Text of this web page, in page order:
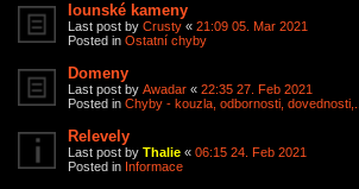
Iounské kameny
Last post by Crusty « 21:09 05. Mar 2021
Posted in Ostatní chyby
Domeny
Last post by Awadar « 22:35 27. Feb 2021
Posted in Chyby - kouzla, odbornosti, dovednosti,...
Relevely
Last post by Thalie « 06:15 24. Feb 2021
Posted in Informace